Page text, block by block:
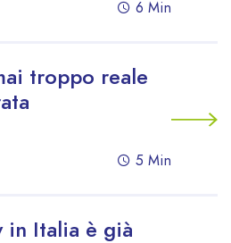
6 Min
troppo reale
5 Min
in Italia è già